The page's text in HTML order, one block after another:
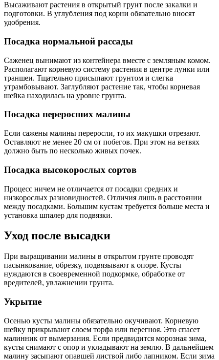
Высаживают растения в открытый грунт после закалки и
подготовки. В углубления под корни обязательно вносят
удобрения.
Посадка нормальной рассады
Саженец вынимают из контейнера вместе с земляным комом.
Располагают корневую систему растения в центре лунки или
траншеи. Тщательно присыпают грунтом и слегка
утрамбовывают. Заглубляют растение так, чтобы корневая
шейка находилась на уровне грунта.
Посадка переросших малины
Если сажены малины переросли, то их макушки отрезают.
Оставляют не менее 20 см от побегов. При этом на ветвях
должно быть по несколько живых почек.
Посадка высокорослых сортов
Процесс ничем не отличается от посадки средних и
низкорослых разновидностей. Отличия лишь в расстоянии
между посадками. Большим кустам требуется больше места и
установка шпалер для подвязки.
Уход после высадки
При выращивании малины в открытом грунте проводят
пасынкование, обрезку, подвязывают к опоре. Кусты
нуждаются в своевременной подкормке, обработке от
вредителей, увлажнении грунта.
Укрытие
Осенью кусты малины обязательно окучивают. Корневую
шейку прикрывают слоем торфа или перегноя. Это спасет
малинник от вымерзания. Если предвидится морозная зима,
кусты снимают с опор и укладывают на землю. В дальнейшем
малину засыпают опавшей листвой либо лапником. Если зима